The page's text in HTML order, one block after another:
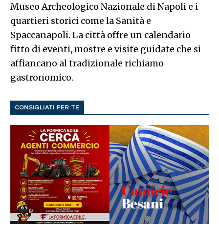
Museo Archeologico Nazionale di Napoli e i
quartieri storici come la Sanità e
Spaccanapoli. La città offre un calendario
fitto di eventi, mostre e visite guidate che si
affiancano al tradizionale richiamo
gastronomico.
CONSIGLIATI PER TE